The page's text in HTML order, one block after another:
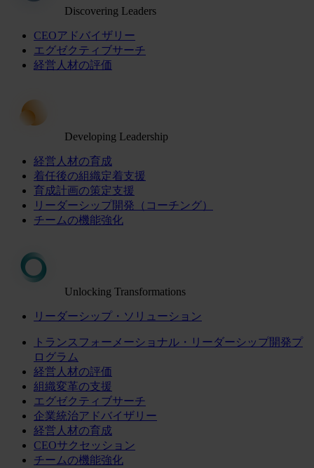
Discovering Leaders
CEOアドバイザリー
エグゼクティブサーチ
経営人材の評価
Developing Leadership
経営人材の育成
着任後の組織定着支援
育成計画の策定支援
リーダーシップ開発（コーチング）
チームの機能強化
Unlocking Transformations
リーダーシップ・ソリューション
トランスフォーメーショナル・リーダーシップ開発プ
ログラム
経営人材の評価
組織変革の支援
エグゼクティブサーチ
企業統治アドバイザリー
経営人材の育成
CEOサクセッション
チームの機能強化